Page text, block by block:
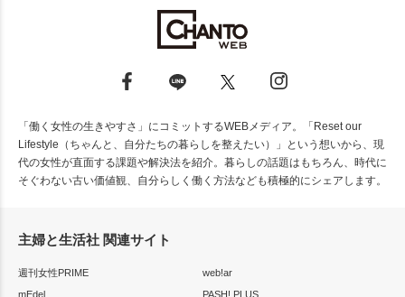
「働く女性の生きやすさ」にコミットするWEBメディア。「Reset our
Lifestyle（ちゃんと、自分たちの暮らしを整えたい）」という想いから、現
代の女性が直面する課題や解決法を紹介。暮らしの話題はもちろん、時代に
そぐわない古い価値観、自分らしく働く方法なども積極的にシェアします。
主婦と生活社 関連サイト
週刊女性PRIME
web!ar
mEdel
PASH! PLUS